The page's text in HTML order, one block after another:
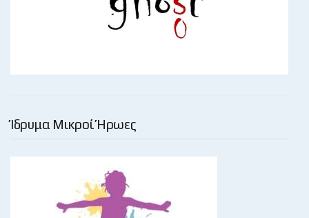
Ίδρυμα Μικροί Ήρωες